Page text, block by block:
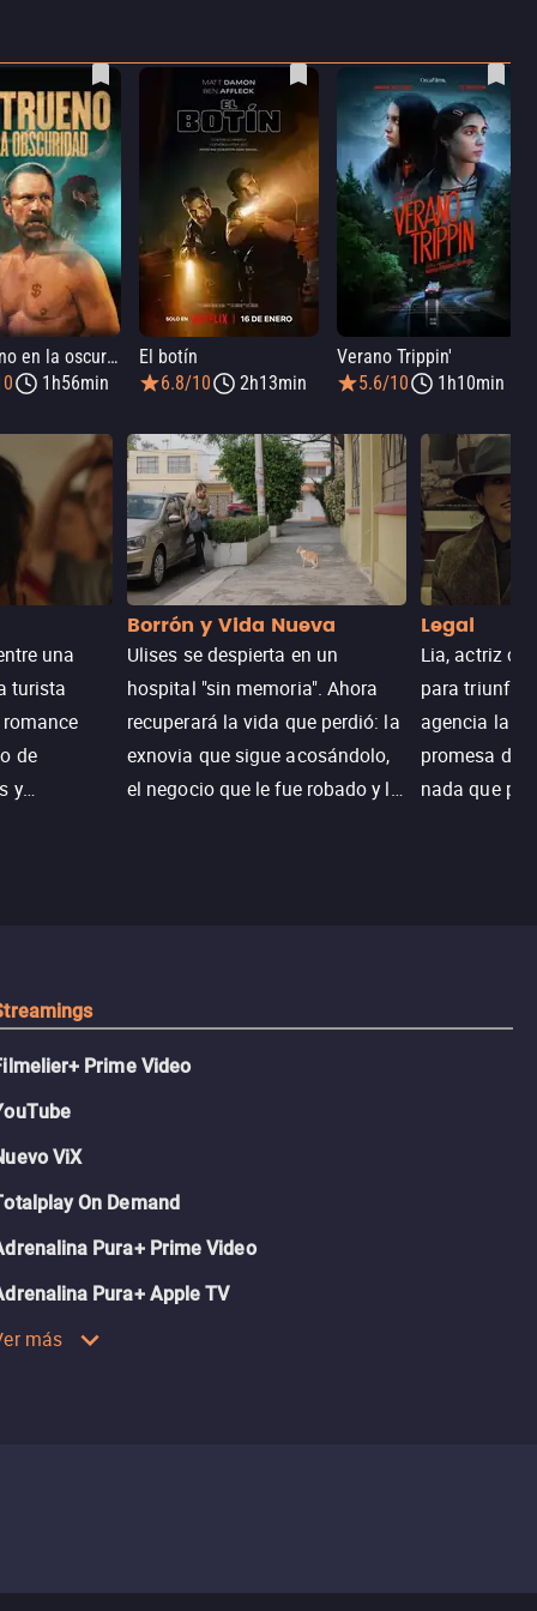
Un trueno en la oscuridad
1h56min
El botín
6.8/10
2h13min
Verano Trippin'
5.6/10
1h10min
una
turista
de
y
Borrón y Vida Nueva
Ulises se despierta en un
hospital "sin memoria". Ahora
recuperará la vida que perdió: la
exnovia que sigue acosándolo,
el negocio que le fue robado y la
Legal
Lia, actriz
para triunfar
agencia la
promesa de
nada que
Prime Video
ViX
On Demand
Pura+ Prime Video
Pura+ Apple TV
más